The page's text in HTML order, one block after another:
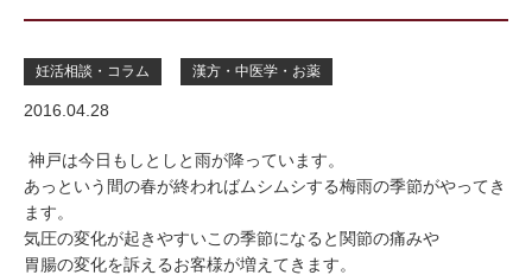
妊活相談・コラム 漢方・中医学・お薬
2016.04.28
神戸は今日もしとしと雨が降っています。
あっという間の春が終わればムシムシする梅雨の季節がやってき
ます。
気圧の変化が起きやすいこの季節になると関節の痛みや
胃腸の変化を訴えるお客様が増えてきます。